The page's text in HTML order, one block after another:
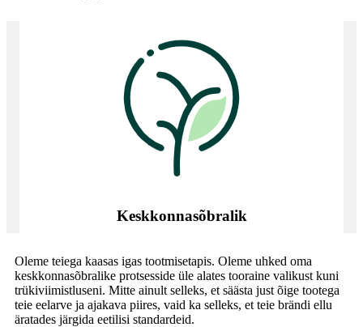
Keskkonnasõbralik
Oleme teiega kaasas igas tootmisetapis. Oleme uhked oma
keskkonnasõbralike protsesside üle alates tooraine valikust kuni
trükiviimistluseni. Mitte ainult selleks, et säästa just õige tootega
teie eelarve ja ajakava piires, vaid ka selleks, et teie brändi ellu
äratades järgida eetilisi standardeid.